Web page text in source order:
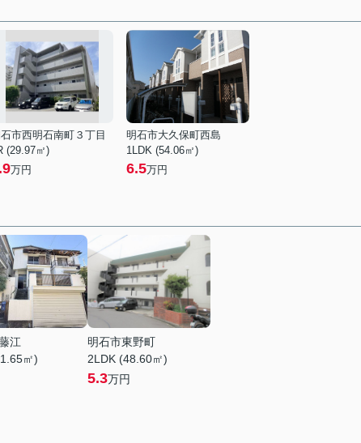
市西明石南町３丁目
(29.97㎡)
万円
明石市大久保町西島
1LDK (54.06㎡)
6.5万円
江
㎡)
明石市東野町
2LDK (48.60㎡)
5.3万円